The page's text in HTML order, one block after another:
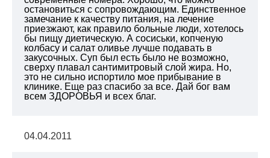
остановиться с сопровождающим. Единственное
замечание к качеству питания, на лечение
приезжают, как правило больные люди, хотелось
бы пищу диетическую. А сосиськи, копченую
колбасу и салат оливье лучше подавать в
закусочных. Суп был есть было не возможно,
сверху плавал сантимитровый слой жира. Но,
это не сильно испортило мое прибывание в
клинике. Еще раз спасибо за все. Дай бог вам
всем ЗДОРОВЬЯ и всех благ.
04.04.2011